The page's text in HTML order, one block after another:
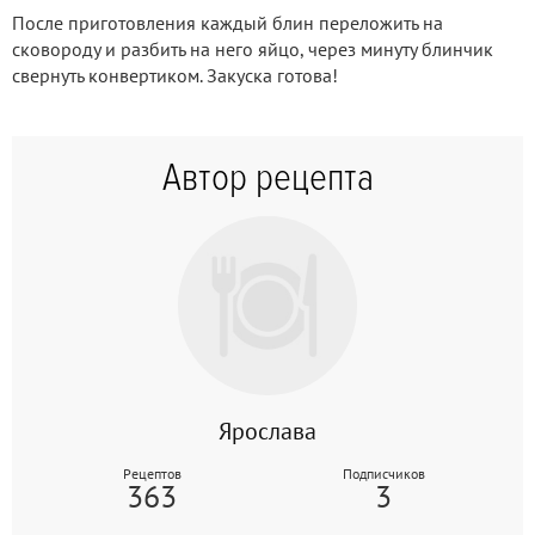
После приготовления каждый блин переложить на
сковороду и разбить на него яйцо, через минуту блинчик
свернуть конвертиком. Закуска готова!
Автор рецепта
Ярослава
Рецептов
363
Подписчиков
3